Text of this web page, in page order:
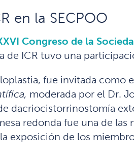
en la SECPOO
Congreso de la
de ICR tuvo una
fue invitada como
moderada por el Dr.
dacriocistorrinostomía
redonda fue una de
exposición de los